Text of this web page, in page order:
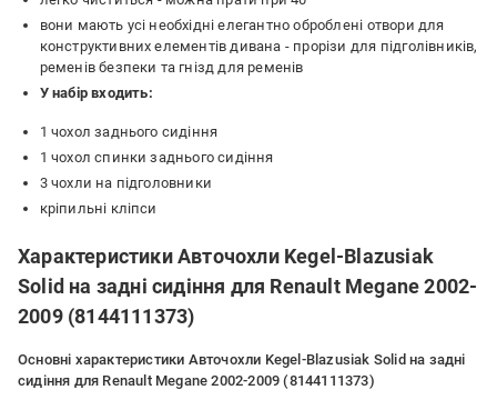
вони мають усі необхідні елегантно оброблені отвори для
конструктивних елементів дивана - прорізи для підголівників,
ременів безпеки та гнізд для ременів
У набір входить:
1 чохол заднього сидіння
1 чохол спинки заднього сидіння
3 чохли на підголовники
кріпильні кліпси
Характеристики Авточохли Kegel-Blazusiak
Solid на задні сидіння для Renault Megane 2002-
2009 (8144111373)
Основні характеристики Авточохли Kegel-Blazusiak Solid на задні
сидіння для Renault Megane 2002-2009 (8144111373)